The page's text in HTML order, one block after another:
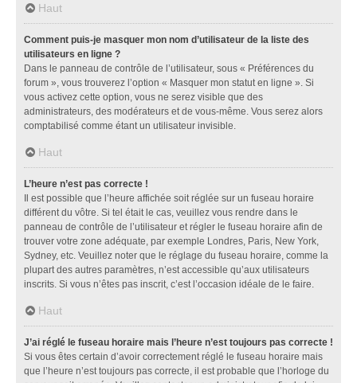
Haut
Comment puis-je masquer mon nom d’utilisateur de la liste des
utilisateurs en ligne ?
Dans le panneau de contrôle de l’utilisateur, sous « Préférences du
forum », vous trouverez l’option « Masquer mon statut en ligne ». Si
vous activez cette option, vous ne serez visible que des
administrateurs, des modérateurs et de vous-même. Vous serez alors
comptabilisé comme étant un utilisateur invisible.
Haut
L’heure n’est pas correcte !
Il est possible que l’heure affichée soit réglée sur un fuseau horaire
différent du vôtre. Si tel était le cas, veuillez vous rendre dans le
panneau de contrôle de l’utilisateur et régler le fuseau horaire afin de
trouver votre zone adéquate, par exemple Londres, Paris, New York,
Sydney, etc. Veuillez noter que le réglage du fuseau horaire, comme la
plupart des autres paramètres, n’est accessible qu’aux utilisateurs
inscrits. Si vous n’êtes pas inscrit, c’est l’occasion idéale de le faire.
Haut
J’ai réglé le fuseau horaire mais l’heure n’est toujours pas correcte !
Si vous êtes certain d’avoir correctement réglé le fuseau horaire mais
que l’heure n’est toujours pas correcte, il est probable que l’horloge du